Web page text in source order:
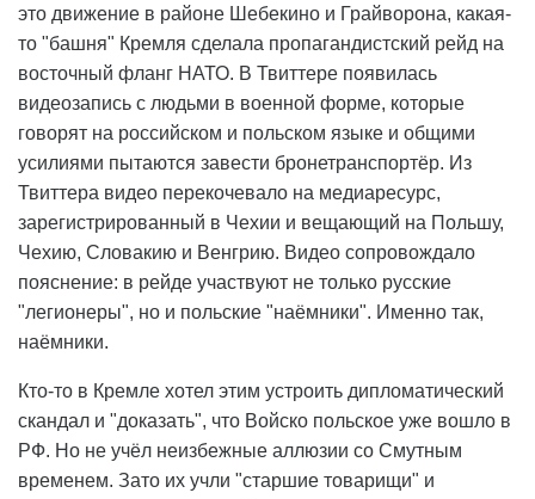
это движение в районе Шебекино и Грайворона, какая-
то "башня" Кремля сделала пропагандистский рейд на
восточный фланг НАТО. В Твиттере появилась
видеозапись с людьми в военной форме, которые
говорят на российском и польском языке и общими
усилиями пытаются завести бронетранспортёр. Из
Твиттера видео перекочевало на медиаресурс,
зарегистрированный в Чехии и вещающий на Польшу,
Чехию, Словакию и Венгрию. Видео сопровождало
пояснение: в рейде участвуют не только русские
"легионеры", но и польские "наёмники". Именно так,
наёмники.
Кто-то в Кремле хотел этим устроить дипломатический
скандал и "доказать", что Войско польское уже вошло в
РФ. Но не учёл неизбежные аллюзии со Смутным
временем. Зато их учли "старшие товарищи" и